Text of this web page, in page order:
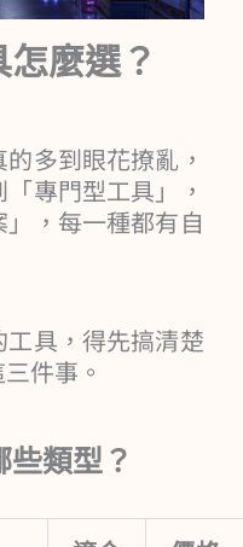
麼選？
多到眼花撩亂，
專門型工具」，
，每一種都有自
具，得先搞清楚
件事。
類型？